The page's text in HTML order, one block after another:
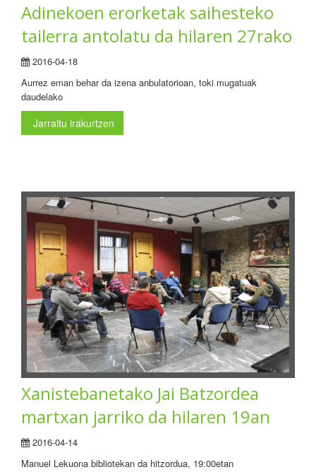
Adinekoen erorketak saihesteko
tailerra antolatu da hilaren 27rako
2016-04-18
Aurrez eman behar da izena anbulatorioan, toki mugatuak
daudelako
Jarraitu irakurtzen
Xanistebanetako Jai Batzordea
martxan jarriko da hilaren 19an
2016-04-14
Manuel Lekuona bibliotekan da hitzordua, 19:00etan